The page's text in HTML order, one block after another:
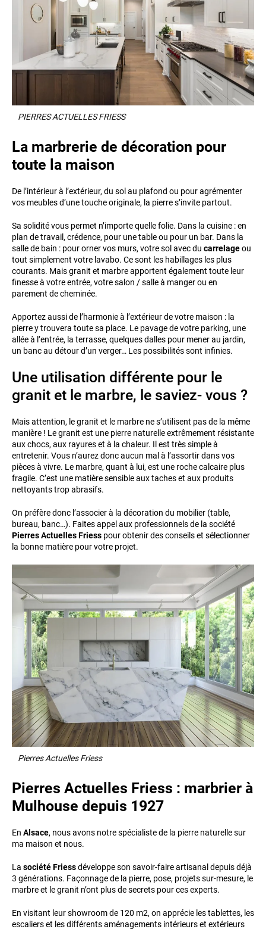
PIERRES ACTUELLES FRIESS
La marbrerie de décoration pour
toute la maison
De l’intérieur à l’extérieur, du sol au plafond ou pour agrémenter
vos meubles d’une touche originale, la pierre s’invite partout.
Sa solidité vous permet n’importe quelle folie. Dans la cuisine : en
plan de travail, crédence, pour une table ou pour un bar. Dans la
salle de bain : pour orner vos murs, votre sol avec du carrelageou
tout simplement votre lavabo. Ce sont les habillages les plus
courants. Mais granit et marbre apportent également toute leur
finesse à votre entrée, votre salon / salle à manger ou en
parement de cheminée.
Apportez aussi de l’harmonie à l’extérieur de votre maison : la
pierre y trouvera toute sa place. Le pavage de votre parking, une
allée à l’entrée, la terrasse, quelques dalles pour mener au jardin,
un banc au détour d’un verger… Les possibilités sont infinies.
Une utilisation différente pour le
granit et le marbre, le saviez- vous ?
Mais attention, le granit et le marbre ne s’utilisent pas de la même
manière ! Le granit est une pierre naturelle extrêmement résistante
aux chocs, aux rayures et à la chaleur. Il est très simple à
entretenir. Vous n’aurez donc aucun mal à l’assortir dans vos
pièces à vivre. Le marbre, quant à lui, est une roche calcaire plus
fragile. C’est une matière sensible aux taches et aux produits
nettoyants trop abrasifs.
On préfère donc l’associer à la décoration du mobilier (table,
bureau, banc…). Faites appel aux professionnels de la société
Pierres Actuelles Friess pour obtenir des conseils et sélectionner
la bonne matière pour votre projet.
Pierres Actuelles Friess
Pierres Actuelles Friess : marbrier à
Mulhouse depuis 1927
En Alsace, nous avons notre spécialiste de la pierre naturelle sur
ma maison et nous.
La société Friessdéveloppe son savoir-faire artisanal depuis déjà
3 générations. Façonnage de la pierre, pose, projets sur-mesure, le
marbre et le granit n’ont plus de secrets pour ces experts.
En visitant leur showroom de 120 m2, on apprécie les tablettes, les
escaliers et les différents aménagements intérieurs et extérieurs